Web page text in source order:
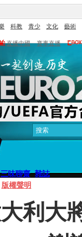
科教 青少 文化 藝術
直播中國
賽事直播
三味聊齋 雜誌
版權聲明
利大